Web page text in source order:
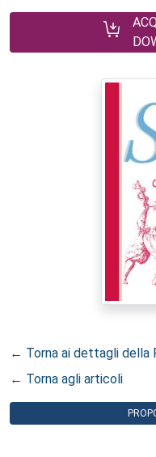
← Torna ai dettagli della
← Torna agli articoli